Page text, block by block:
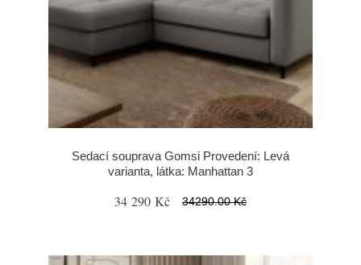
Sedací souprava Gomsi Provedení: Levá
varianta, látka: Manhattan 3
34 290 Kč 34290.00 Kč